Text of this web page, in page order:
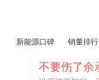
新能源口碑 销量排行